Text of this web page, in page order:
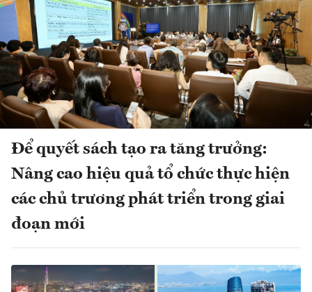
Để quyết sách tạo ra tăng trưởng:
Nâng cao hiệu quả tổ chức thực hiện
các chủ trương phát triển trong giai
đoạn mới